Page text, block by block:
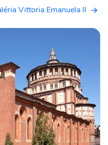
Vittoria Emanuela II